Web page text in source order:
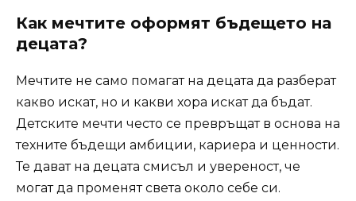
Как мечтите оформят бъдещето на
децата?
Мечтите не само помагат на децата да разберат
какво искат, но и какви хора искат да бъдат.
Детските мечти често се превръщат в основа на
техните бъдещи амбиции, кариера и ценности.
Те дават на децата смисъл и увереност, че
могат да променят света около себе си.